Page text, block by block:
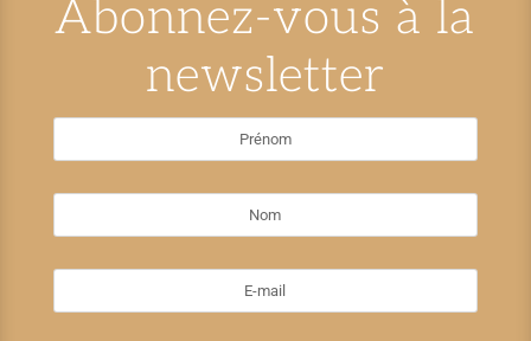
Abonnez-vous à la
newsletter